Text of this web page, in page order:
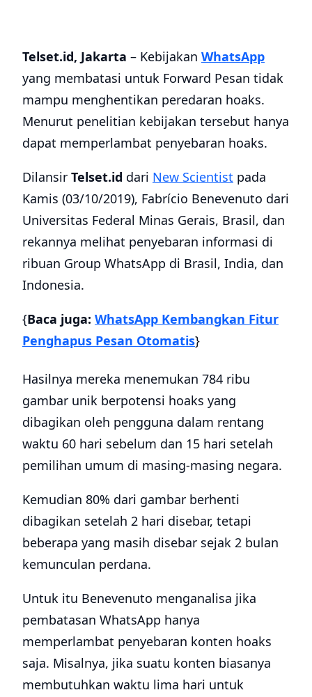
Telset.id, Jakarta – Kebijakan WhatsApp
yang membatasi untuk Forward Pesan tidak
mampu menghentikan peredaran hoaks.
Menurut penelitian kebijakan tersebut hanya
dapat memperlambat penyebaran hoaks.
Dilansir Telset.id dari New Scientist pada
Kamis (03/10/2019), Fabrício Benevenuto dari
Universitas Federal Minas Gerais, Brasil, dan
rekannya melihat penyebaran informasi di
ribuan Group WhatsApp di Brasil, India, dan
Indonesia.
{Baca juga: WhatsApp Kembangkan Fitur
Penghapus Pesan Otomatis}
Hasilnya mereka menemukan 784 ribu
gambar unik berpotensi hoaks yang
dibagikan oleh pengguna dalam rentang
waktu 60 hari sebelum dan 15 hari setelah
pemilihan umum di masing-masing negara.
Kemudian 80% dari gambar berhenti
dibagikan setelah 2 hari disebar, tetapi
beberapa yang masih disebar sejak 2 bulan
kemunculan perdana.
Untuk itu Benevenuto menganalisa jika
pembatasan WhatsApp hanya
memperlambat penyebaran konten hoaks
saja. Misalnya, jika suatu konten biasanya
membutuhkan waktu lima hari untuk